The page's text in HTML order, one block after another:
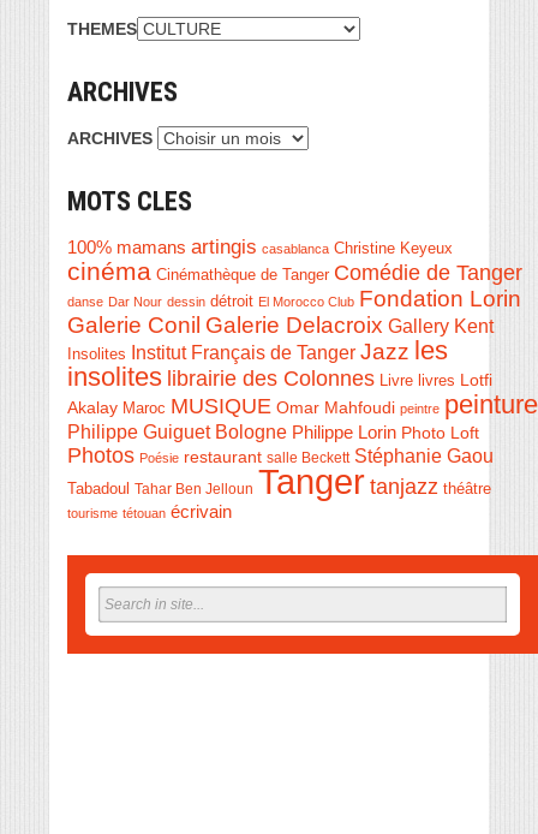
THEMES
ARCHIVES
ARCHIVES
MOTS CLES
100% mamans artingis casablanca Christine Keyeux
cinéma Cinémathèque de Tanger Comédie de Tanger
danse Dar Nour dessin détroit El Morocco Club Fondation Lorin
Galerie Conil Galerie Delacroix Gallery Kent
Insolites Institut Français de Tanger Jazz les
insolites librairie des Colonnes Livre livres Lotfi
Akalay Maroc MUSIQUE Omar Mahfoudi peintre peinture
Philippe Guiguet Bologne Philippe Lorin Photo Loft
Photos Poésie restaurant salle Beckett Stéphanie Gaou
Tabadoul Tahar Ben Jelloun Tanger tanjazz théâtre
tourisme tétouan écrivain